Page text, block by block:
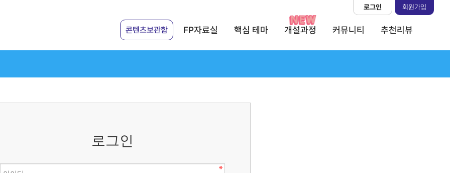
콘텐츠보관함 FP자료실 핵심 테마 개설과정 커뮤니티 추천리뷰
로그인 회원가입
로그인